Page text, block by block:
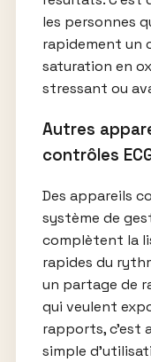
les personnes
rapidement un
saturation en
stressant ou
Autres
contrôles
Des appareils
système de
complètent la
rapides du
un partage de
qui veulent
rapports, c’est
simple